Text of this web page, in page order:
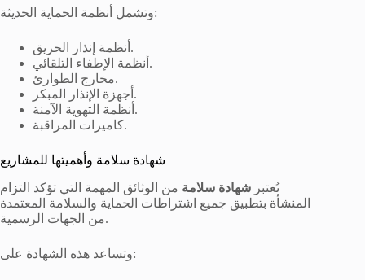
وتشمل أنظمة الحماية الحديثة:
أنظمة إنذار الحريق.
أنظمة الإطفاء التلقائي.
مخارج الطوارئ.
أجهزة الإنذار المبكر.
أنظمة التهوية الآمنة.
كاميرات المراقبة.
شهادة سلامة وأهميتها للمشاريع
تُعتبر شهادة سلامة من الوثائق المهمة التي تؤكد التزام
المنشأة بتطبيق جميع اشتراطات الحماية والسلامة المعتمدة
من الجهات الرسمية.
وتساعد هذه الشهادة على: